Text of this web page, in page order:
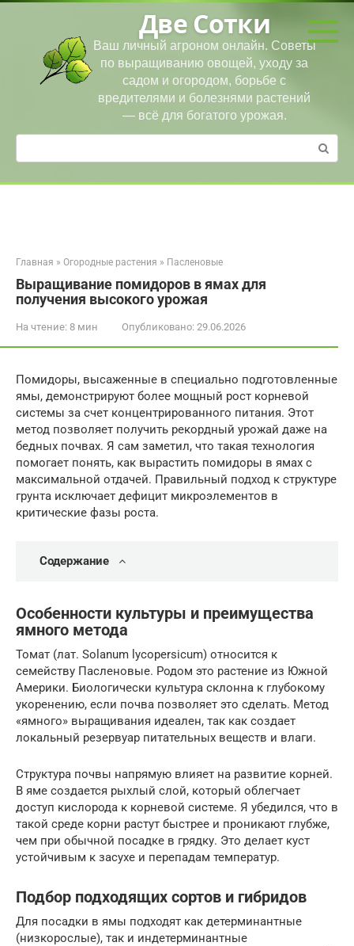
Перейти
Две Сотки
Ваш личный агроном онлайн. Советы
по выращиванию овощей, уходу за
садом и огородом, борьбе с
вредителями и болезнями растений
— всё для богатого урожая.
Поиск:
Главная » Огородные растения » Пасленовые
Выращивание помидоров в ямах для
получения высокого урожая
На чтение: 8 мин Опубликовано: 29.06.2026
Помидоры, высаженные в специально подготовленные
ямы, демонстрируют более мощный рост корневой
системы за счет концентрированного питания. Этот
метод позволяет получить рекордный урожай даже на
бедных почвах. Я сам заметил, что такая технология
помогает понять, как вырастить помидоры в ямах с
максимальной отдачей. Правильный подход к структуре
грунта исключает дефицит микроэлементов в
критические фазы роста.
Содержание
Особенности культуры и преимущества
ямного метода
Томат (лат. Solanum lycopersicum) относится к
семейству Пасленовые. Родом это растение из Южной
Америки. Биологически культура склонна к глубокому
укоренению, если почва позволяет это сделать. Метод
«ямного» выращивания идеален, так как создает
локальный резервуар питательных веществ и влаги.
Структура почвы напрямую влияет на развитие корней.
В яме создается рыхлый слой, который облегчает
доступ кислорода к корневой системе. Я убедился, что в
такой среде корни растут быстрее и проникают глубже,
чем при обычной посадке в грядку. Это делает куст
устойчивым к засухе и перепадам температур.
Подбор подходящих сортов и гибридов
Для посадки в ямы подходят как детерминантные
(низкорослые), так и индетерминантные